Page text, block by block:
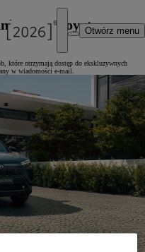
Otwórz menu
nową Toyotą
które otrzymają dostęp do ekskluzywnych
w wiadomości e-mail.